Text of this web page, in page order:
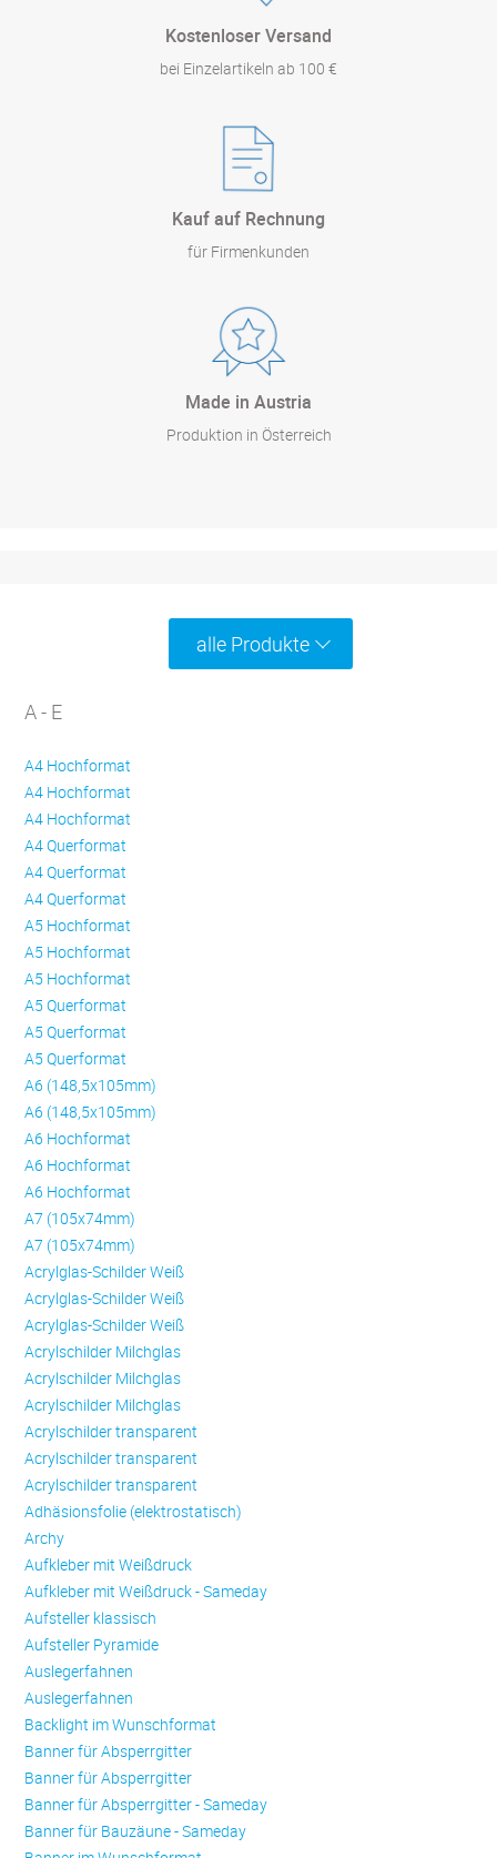
Kostenloser Versand
bei Einzelartikeln ab 100 €
Kauf auf Rechnung
für Firmenkunden
Made in Austria
Produktion in Österreich
alle Produkte
A - E
A4 Hochformat
A4 Hochformat
A4 Hochformat
A4 Querformat
A4 Querformat
A4 Querformat
A5 Hochformat
A5 Hochformat
A5 Hochformat
A5 Querformat
A5 Querformat
A5 Querformat
A6 (148,5x105mm)
A6 (148,5x105mm)
A6 Hochformat
A6 Hochformat
A6 Hochformat
A7 (105x74mm)
A7 (105x74mm)
Acrylglas-Schilder Weiß
Acrylglas-Schilder Weiß
Acrylglas-Schilder Weiß
Acrylschilder Milchglas
Acrylschilder Milchglas
Acrylschilder Milchglas
Acrylschilder transparent
Acrylschilder transparent
Acrylschilder transparent
Adhäsionsfolie (elektrostatisch)
Archy
Aufkleber mit Weißdruck
Aufkleber mit Weißdruck - Sameday
Aufsteller klassisch
Aufsteller Pyramide
Auslegerfahnen
Auslegerfahnen
Backlight im Wunschformat
Banner für Absperrgitter
Banner für Absperrgitter
Banner für Absperrgitter - Sameday
Banner für Bauzäune - Sameday